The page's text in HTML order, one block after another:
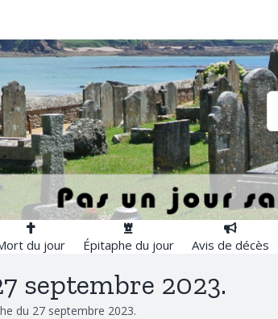
du jour Épitaphe du jour Avis de décès
septembre 2023.
du 27 septembre 2023.